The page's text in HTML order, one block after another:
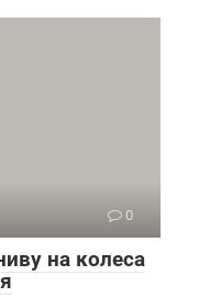
0
на колеса